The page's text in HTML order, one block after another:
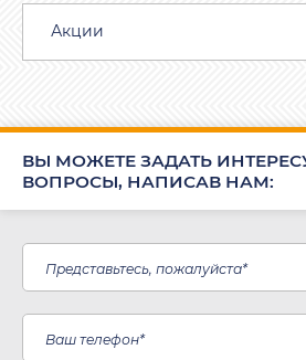
Акции
ВЫ МОЖЕТЕ ЗАДАТЬ
ВОПРОСЫ, НАПИСАВ НАМ: